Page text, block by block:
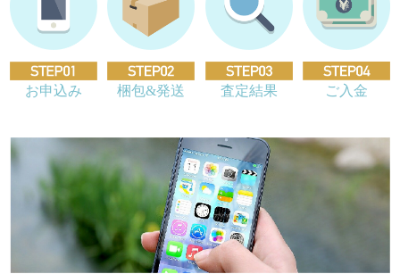
お申込み 梱包&発送 査定結果 ご入金